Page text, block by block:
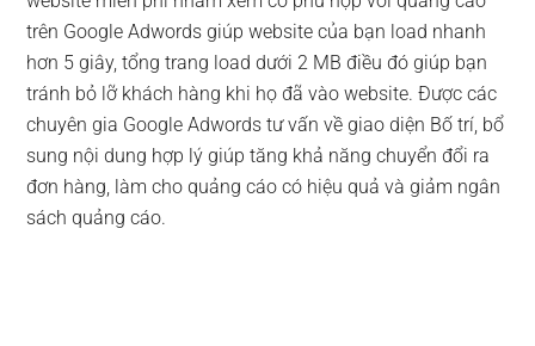
trên Google Adwords giúp website của bạn load nhanh
hơn 5 giây, tổng trang load dưới 2 MB điều đó giúp bạn
tránh bỏ lỡ khách hàng khi họ đã vào website. Được các
chuyên gia Google Adwords tư vấn về giao diện Bố trí, bổ
sung nội dung hợp lý giúp tăng khả năng chuyển đổi ra
đơn hàng, làm cho quảng cáo có hiệu quả và giảm ngân
sách quảng cáo.